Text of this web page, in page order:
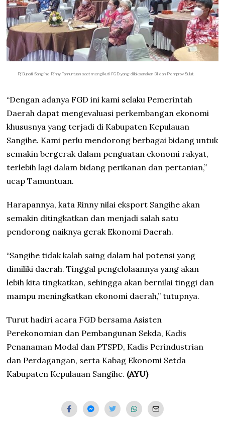
Pj Bupati Sangihe Rinny Tamuntuan saat mengikuti FGD yang dilaksanakan BI dan Pemprov Sulut.
“Dengan adanya FGD ini kami selaku Pemerintah
Daerah dapat mengevaluasi perkembangan ekonomi
khususnya yang terjadi di Kabupaten Kepulauan
Sangihe. Kami perlu mendorong berbagai bidang untuk
semakin bergerak dalam penguatan ekonomi rakyat,
terlebih lagi dalam bidang perikanan dan pertanian,”
ucap Tamuntuan.
Harapannya, kata Rinny nilai eksport Sangihe akan
semakin ditingkatkan dan menjadi salah satu
pendorong naiknya gerak Ekonomi Daerah.
“Sangihe tidak kalah saing dalam hal potensi yang
dimiliki daerah. Tinggal pengelolaannya yang akan
lebih kita tingkatkan, sehingga akan bernilai tinggi dan
mampu meningkatkan ekonomi daerah,” tutupnya.
Turut hadiri acara FGD bersama Asisten
Perekonomian dan Pembangunan Sekda, Kadis
Penanaman Modal dan PTSPD, Kadis Perindustrian
dan Perdagangan, serta Kabag Ekonomi Setda
Kabupaten Kepulauan Sangihe. (AYU)